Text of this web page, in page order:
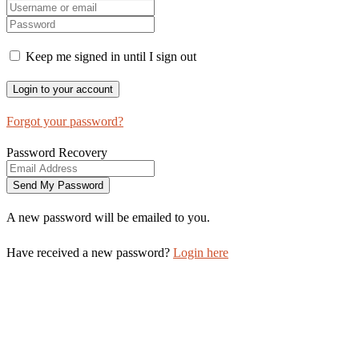
Keep me signed in until I sign out
Forgot your password?
Password Recovery
A new password will be emailed to you.
Have received a new password? Login here